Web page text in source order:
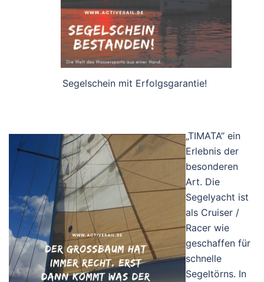
Segelschein mit Erfolgsgarantie!
„TIMATA“ ein
Erlebnis der
besonderen
Art. Die
Segelyacht ist
als Cruiser /
Racer wie
geschaffen für
schnelle
Segeltörns. In